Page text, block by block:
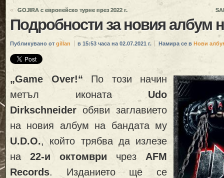
« GOJIRA с европейско турне през 2022 г.
Подробности за новия албум
Публикувано от gillan в 15:53 часа на 02.07.2021 г. Намира се в Нови
„Game Over!“ По този начин
метъл иконатаUdo
Dirkschneider обяви заглавието
на новия албум на бандата му
U.D.O., който трябва да излезе
на 22-и октомври чрез AFM
Records. Изданието ще се